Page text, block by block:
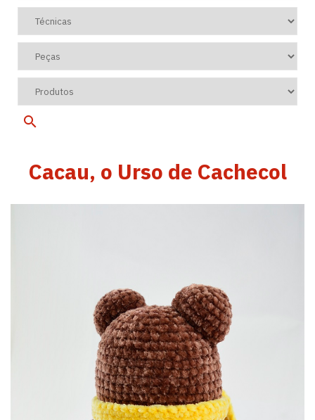
Cacau, o Urso de Cachecol